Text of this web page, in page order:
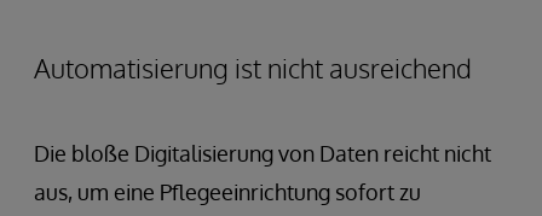
Automatisierung ist nicht ausreichend
Die bloße Digitalisierung von Daten reicht nicht
aus, um eine Pflegeeinrichtung sofort zu